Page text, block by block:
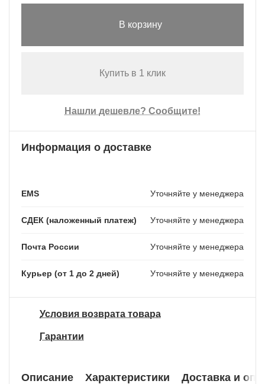
В корзину
Купить в 1 клик
Нашли дешевле? Сообщите!
Информация о доставке
EMS Уточняйте у менеджера
СДЕК (наложенный платеж) Уточняйте у менеджера
Почта России Уточняйте у менеджера
Курьер (от 1 до 2 дней) Уточняйте у менеджера
Условия возврата товара
Гарантии
Описание Характеристики Доставка и